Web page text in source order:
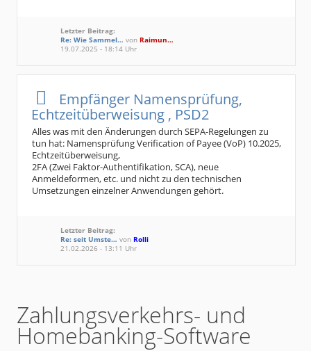
Letzter Beitrag:
Re: Wie Sammel… von Raimun…
19.07.2025 - 18:14 Uhr
Empfänger Namensprüfung,
Echtzeitüberweisung , PSD2
Alles was mit den Änderungen durch SEPA-Regelungen zu
tun hat: Namensprüfung Verification of Payee (VoP) 10.2025,
Echtzeitüberweisung,
2FA (Zwei Faktor-Authentifikation, SCA), neue
Anmeldeformen, etc. und nicht zu den technischen
Umsetzungen einzelner Anwendungen gehört.
Letzter Beitrag:
Re: seit Umste… von Rolli
21.02.2026 - 13:11 Uhr
Zahlungsverkehrs- und
Homebanking-Software